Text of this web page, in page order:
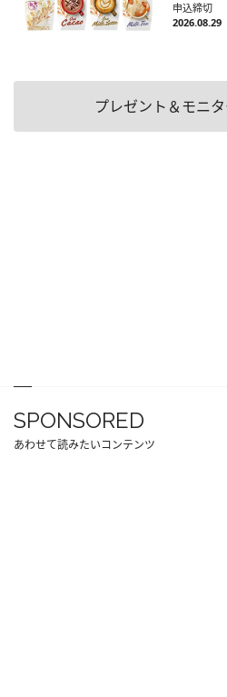
申込締切
2026.08.29
プレゼント＆モニ
SPONSORED
あわせて読みたいコンテンツ